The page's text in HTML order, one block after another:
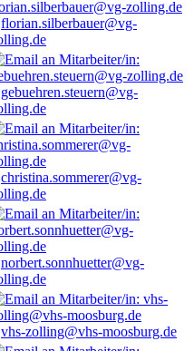
florian.silberbauer@vg-
gebuehren.steuern@vg-
christina.sommerer@vg-
norbert.sonnhuetter@vg-
vhs-zolling@vhs-moosburg.de